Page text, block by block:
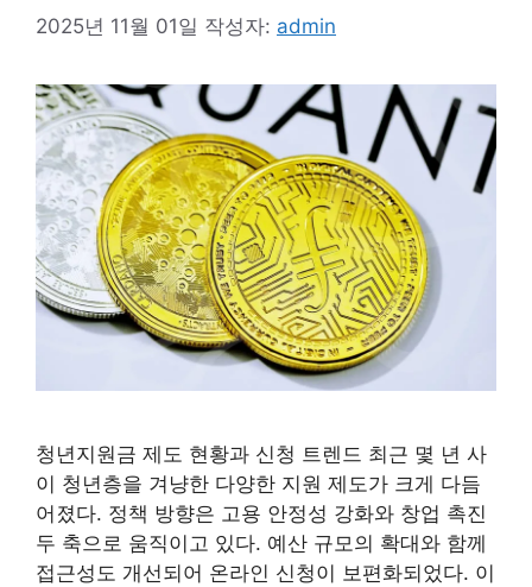
2025년 11월 01일 작성자: admin
청년지원금 제도 현황과 신청 트렌드 최근 몇 년 사
이 청년층을 겨냥한 다양한 지원 제도가 크게 다듬
어졌다. 정책 방향은 고용 안정성 강화와 창업 촉진
두 축으로 움직이고 있다. 예산 규모의 확대와 함께
접근성도 개선되어 온라인 신청이 보편화되었다. 이